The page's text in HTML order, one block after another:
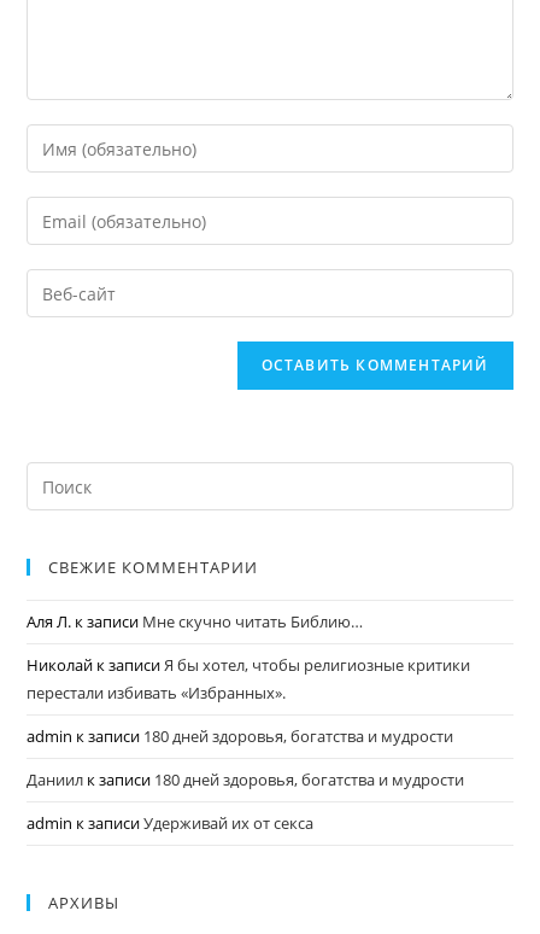
СВЕЖИЕ КОММЕНТАРИИ
Аля Л. к записи Мне скучно читать Библию…
Николай к записиЯ бы хотел, чтобы религиозные критики
перестали избивать «Избранных».
admin к записи 180 дней здоровья, богатства и мудрости
Даниил к записи 180 дней здоровья, богатства и мудрости
admin к записиУдерживай их от секса
АРХИВЫ